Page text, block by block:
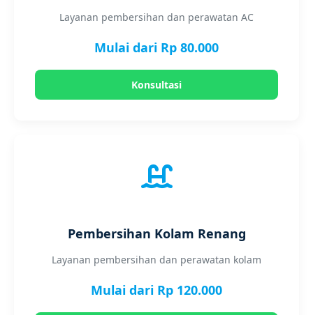
Layanan pembersihan dan perawatan AC
Mulai dari Rp 80.000
Konsultasi
Pembersihan Kolam Renang
Layanan pembersihan dan perawatan kolam
Mulai dari Rp 120.000